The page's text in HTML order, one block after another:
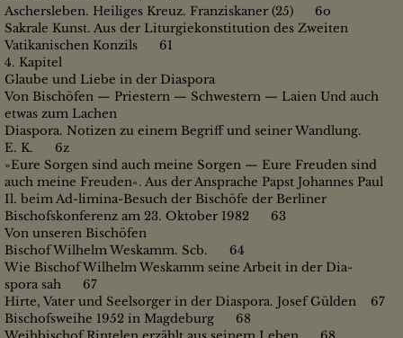
Aschersleben. Heiliges Kreuz. Franziskaner (25) 6o
Sakrale Kunst. Aus der Liturgiekonstitution des Zweiten
Vatikanischen Konzils 61
4. Kapitel
Glaube und Liebe in der Diaspora
Von Bischöfen — Priestern — Schwestern — Laien Und auch
etwas zum Lachen
Diaspora. Notizen zu einem Begriff und seiner Wandlung.
E. K. 6z
»Eure Sorgen sind auch meine Sorgen — Eure Freuden sind
auch meine Freuden«. Aus der Ansprache Papst Johannes Paul
Il. beim Ad-limina-Besuch der Bischöfe der Berliner
Bischofskonferenz am 23. Oktober 1982 63
Von unseren Bischöfen
Bischof Wilhelm Weskamm. Scb. 64
Wie Bischof Wilhelm Weskamm seine Arbeit in der Dia-
spora sah 67
Hirte, Vater und Seelsorger in der Diaspora. Josef Gülden 67
Bischofsweihe 1952 in Magdeburg 68